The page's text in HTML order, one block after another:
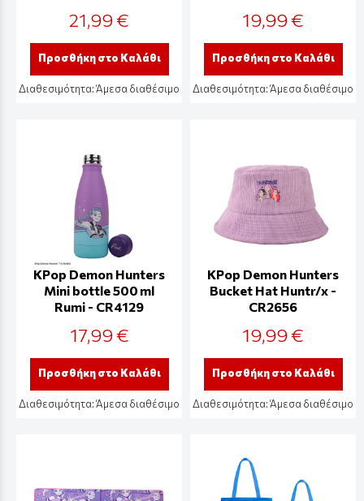
21,99 €
Προσθήκη στο Καλάθι
Διαθεσιμότητα:Άμεσα διαθέσιμο
19,99 €
Προσθήκη στο Καλάθι
Διαθεσιμότητα:Άμεσα διαθέσιμο
KPop Demon Hunters
Mini bottle 500 ml
Rumi - CR4129
17,99 €
Προσθήκη στο Καλάθι
Διαθεσιμότητα:Άμεσα διαθέσιμο
KPop Demon Hunters
Bucket Hat Huntr/x -
CR2656
19,99 €
Προσθήκη στο Καλάθι
Διαθεσιμότητα:Άμεσα διαθέσιμο